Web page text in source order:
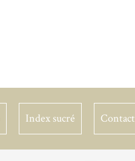
Index sucré Contact